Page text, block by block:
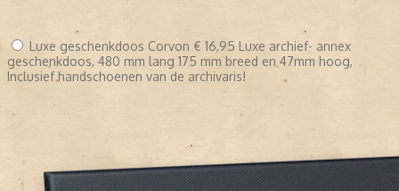
Luxe geschenkdoos Corvon € 16,95 Luxe archief- annex
geschenkdoos, 480 mm lang 175 mm breed en 47mm hoog,
Inclusief handschoenen van de archivaris!